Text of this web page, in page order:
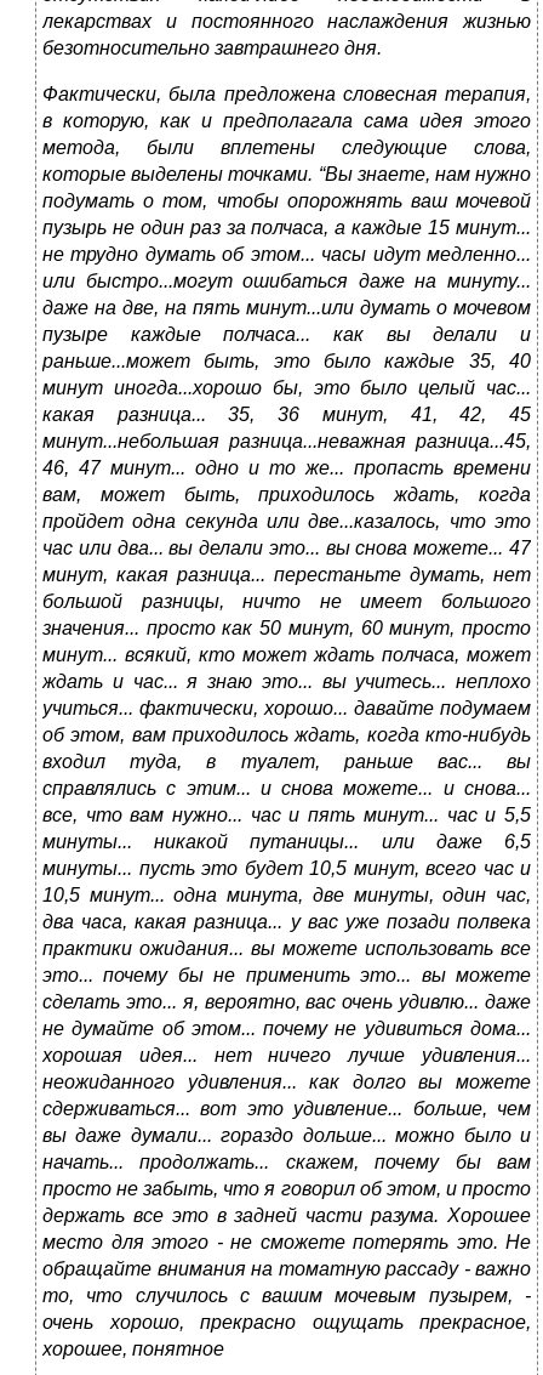
лекарствах и постоянного наслаждения жизнью
безотносительно завтрашнего дня.
Фактически, была предложена словесная терапия,
в которую, как и предполагала сама идея этого
метода, были вплетены следующие слова,
которые выделены точками. “Вы знаете, нам нужно
подумать о том, чтобы опорожнять ваш мочевой
пузырь не один раз за полчаса, а каждые 15 минут...
не трудно думать об этом... часы идут медленно...
или быстро...могут ошибаться даже на минуту...
даже на две, на пять минут...или думать о мочевом
пузыре каждые полчаса... как вы делали и
раньше...может быть, это было каждые 35, 40
минут иногда...хорошо бы, это было целый час...
какая разница... 35, 36 минут, 41, 42, 45
минут...небольшая разница...неважная разница...45,
46, 47 минут... одно и то же... пропасть времени
вам, может быть, приходилось ждать, когда
пройдет одна секунда или две...казалось, что это
час или два... вы делали это... вы снова можете... 47
минут, какая разница... перестаньте думать, нет
большой разницы, ничто не имеет большого
значения... просто как 50 минут, 60 минут, просто
минут... всякий, кто может ждать полчаса, может
ждать и час... я знаю это... вы учитесь... неплохо
учиться... фактически, хорошо... давайте подумаем
об этом, вам приходилось ждать, когда кто-нибудь
входил туда, в туалет, раньше вас... вы
справлялись с этим... и снова можете... и снова...
все, что вам нужно... час и пять минут... час и 5,5
минуты... никакой путаницы... или даже 6,5
минуты... пусть это будет 10,5 минут, всего час и
10,5 минут... одна минута, две минуты, один час,
два часа, какая разница... у вас уже позади полвека
практики ожидания... вы можете использовать все
это... почему бы не применить это... вы можете
сделать это... я, вероятно, вас очень удивлю... даже
не думайте об этом... почему не удивиться дома...
хорошая идея... нет ничего лучше удивления...
неожиданного удивления... как долго вы можете
сдерживаться... вот это удивление... больше, чем
вы даже думали... гораздо дольше... можно было и
начать... продолжать... скажем, почему бы вам
просто не забыть, что я говорил об этом, и просто
держать все это в задней части разума. Хорошее
место для этого - не сможете потерять это. Не
обращайте внимания на томатную рассаду - важно
то, что случилось с вашим мочевым пузырем, -
очень хорошо, прекрасно ощущать прекрасное,
хорошее, понятное